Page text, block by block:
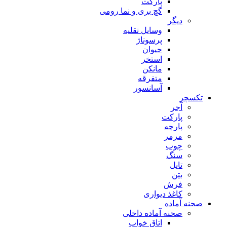
گچ بری و نما رومی
دیگر
وسایل نقلیه
پرسوناژ
حیوان
استخر
مانکن
متفرقه
آسانسور
تکسچر
آجر
پارکت
پارچه
مرمر
چوب
سنگ
تایل
بتن
فرش
کاغذ دیواری
صحنه آماده
صحنه آماده داخلی
اتاق خواب